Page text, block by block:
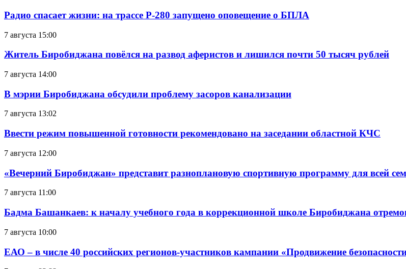
Радио спасает жизни: на трассе Р-280 запущено оповещение о БПЛА
7 августа 15:00
Житель Биробиджана повёлся на развод аферистов и лишился почти 50 тысяч рублей
7 августа 14:00
В мэрии Биробиджана обсудили проблему засоров канализации
7 августа 13:02
Ввести режим повышенной готовности рекомендовано на заседании областной КЧС
7 августа 12:00
«Вечерний Биробиджан» представит разноплановую спортивную программу для всей
7 августа 11:00
Бадма Башанкаев: к началу учебного года в коррекционной школе Биробиджана
7 августа 10:00
ЕАО – в числе 40 российских регионов-участников кампании «Продвижение